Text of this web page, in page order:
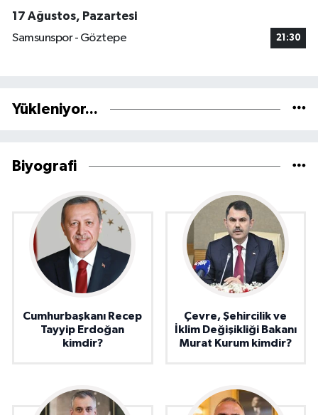
17 Ağustos, Pazartesi
Samsunspor - Göztepe
21:30
Yükleniyor...
Biyografi
Cumhurbaşkanı Recep
Tayyip Erdoğan
kimdir?
Çevre, Şehircilik ve
İklim Değişikliği Bakanı
Murat Kurum kimdir?